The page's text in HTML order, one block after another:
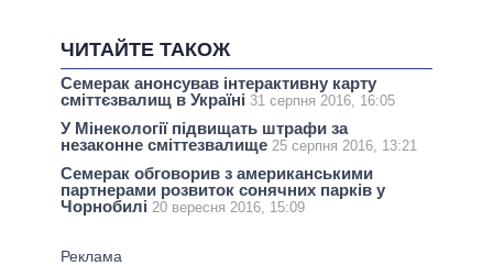
ЧИТАЙТЕ ТАКОЖ
Семерак анонсував інтерактивну карту
сміттєзвалищ в Україні 31 серпня 2016, 16:05
У Мінекології підвищать штрафи за
незаконне сміттезвалище 25 серпня 2016, 13:21
Семерак обговорив з американськими
партнерами розвиток сонячних парків у
Чорнобилі 20 вересня 2016, 15:09